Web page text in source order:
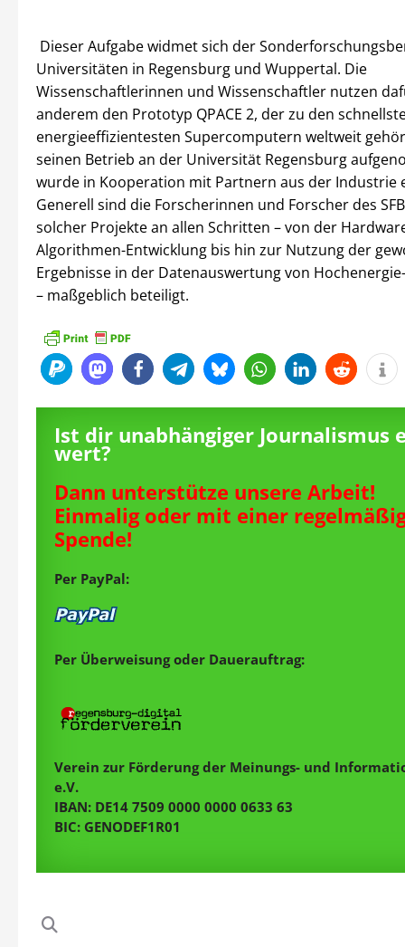
Dieser Aufgabe widmet sich der
Universitäten in Regensburg und Wuppertal. Die
Wissenschaftlerinnen und Wissenschaftler nutzen
anderem den Prototyp QPACE 2, der zu den
energieeffizientesten Supercomputern weltweit
seinen Betrieb an der Universität Regensburg
wurde in Kooperation mit Partnern aus der Industrie
Generell sind die Forscherinnen und Forscher des
solcher Projekte an allen Schritten – von der
Algorithmen-Entwicklung bis hin zur Nutzung der
Ergebnisse in der Datenauswertung von
– maßgeblich beteiligt.
Ist dir unabhängiger Journalismus
wert?
Dann unterstütze unsere Arbeit!
Einmalig oder mit einer
Spende!
Per PayPal:
Per Überweisung oder Dauerauftrag:
Verein zur Förderung der Meinungs- und
e.V.
IBAN: DE14 7509 0000 0000 0633 63
BIC: GENODEF1R01